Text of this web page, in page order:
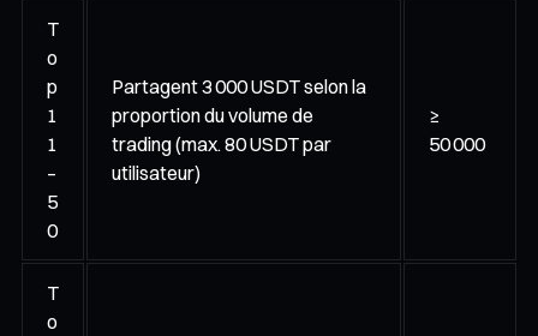
T
o
p
1
1
–
5
0
Partagent 3 000 USDT selon la
proportion du volume de
trading (max. 80 USDT par
utilisateur)
≥
50 000
T
o